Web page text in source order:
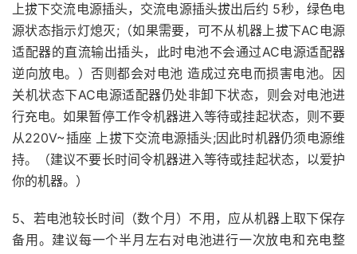
上拔下交流电源插头，交流电源插头拔出后约 5秒，绿色电
源状态指示灯熄灭;（如果需要，可不从机器上拔下AC电源
适配器的直流输出插头，此时电池不会通过AC电源适配器
逆向放电。）否则都会对电池 造成过充电而损害电池。因
关机状态下AC电源适配器仍处非卸下状态，则会对电池进
行充电。如果暂停工作令机器进入等待或挂起状态，则不要
从220V~插座 上拔下交流电源插头;因此时机器仍须电源维
持。（建议不要长时间令机器进入等待或挂起状态，以爱护
你的机器。）
5、若电池较长时间（数个月）不用，应从机器上取下保存
备用。建议每一个半月左右对电池进行一次放电和充电整